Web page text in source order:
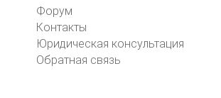
Форум
Контакты
Юридическая консультация
Обратная связь